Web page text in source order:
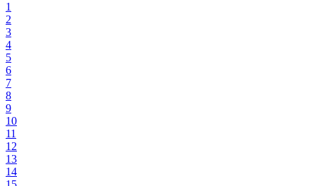
1
2
3
4
5
6
7
8
9
10
11
12
13
14